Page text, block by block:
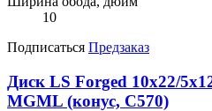
10
Подписаться Предзаказ
Диск LS Forged 10x22/
MGML (конус, C570)